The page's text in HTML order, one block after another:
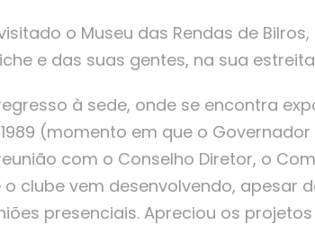
o Museu das Rendas de
e das suas gentes, na sua
à sede, onde se encontra
(momento em que o
com o Conselho Diretor, o
o clube vem desenvolvendo, apesar
presenciais. Apreciou os